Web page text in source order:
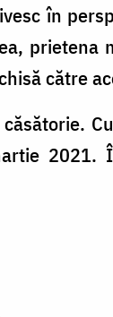
în
prietena
către
2021.